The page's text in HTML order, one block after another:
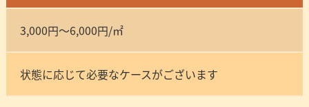
3,000円～6,000円/㎡
状態に応じて必要なケースがございます